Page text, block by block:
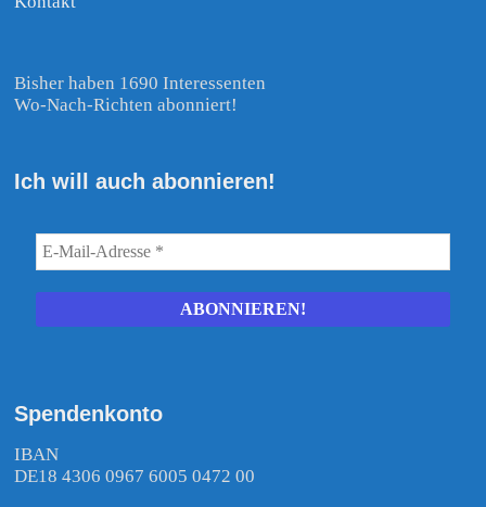
Bisher haben 1690 Interessenten
Wo-Nach-Richten abonniert!
Ich will auch abonnieren!
Spendenkonto
IBAN
DE18 4306 0967 6005 0472 00